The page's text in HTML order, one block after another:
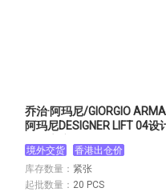
乔治·阿玛尼/GIORGIO
阿玛尼DESIGNER LIFT 04设
境外交货
香港出仓价
库存数量： 紧张
起批数量： 20 PCS